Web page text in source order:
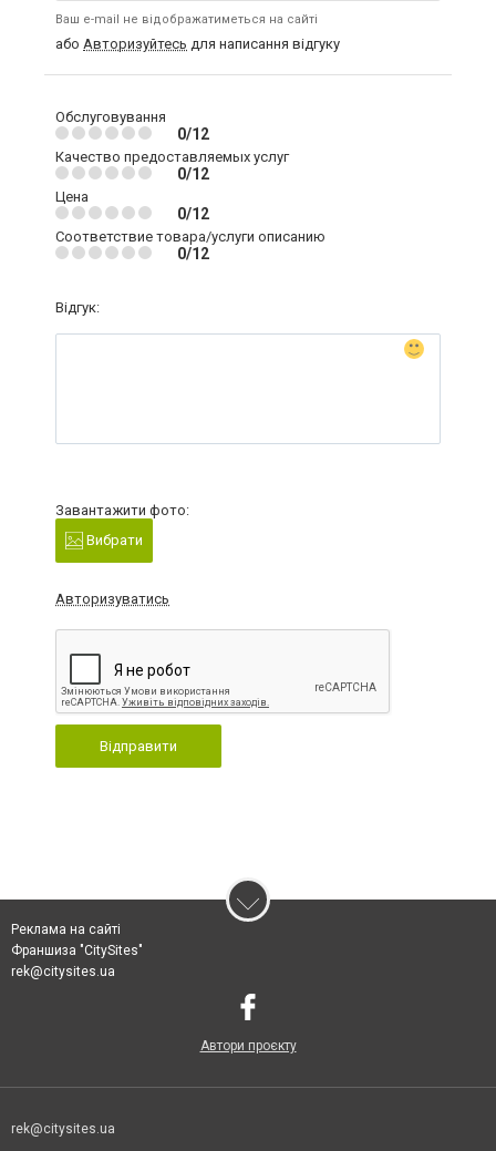
Ваш e-mail не відображатиметься на сайті
або Авторизуйтесь для написання відгуку
Обслуговування
0/12
Качество предоставляемых услуг
0/12
Цена
0/12
Соответствие товара/услуги описанию
0/12
Відгук:
Завантажити фото:
Вибрати
Авторизуватись
Відправити
Реклама на сайті
Франшиза "CitySites"
rek@citysites.ua
Автори проєкту
rek@citysites.ua